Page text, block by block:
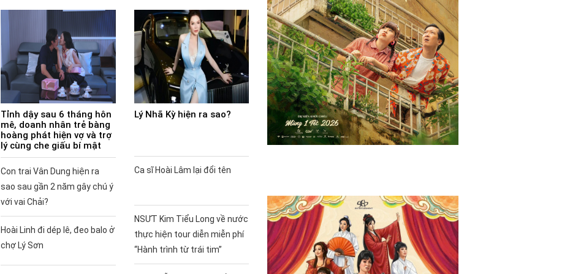
Tỉnh dậy sau 6 tháng hôn
mê, doanh nhân trẻ bàng
hoàng phát hiện vợ và trợ
lý cùng che giấu bí mật
Con trai Vân Dung hiện ra
sao sau gần 2 năm gây chú ý
với vai Chải?
Hoài Linh đi dép lê, đeo balo ở
chợ Lý Sơn
Lý Nhã Kỳ hiện ra sao?
Ca sĩ Hoài Lâm lại đổi tên
NSƯT Kim Tiểu Long về nước
thực hiện tour diễn miễn phí
“Hành trình từ trái tim”